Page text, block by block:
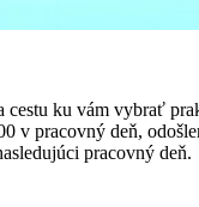
cestu ku vám vybrať
v pracovný deň,
pracovný deň.